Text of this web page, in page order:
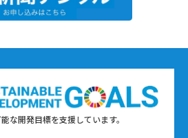
な開発目標を支援しています。